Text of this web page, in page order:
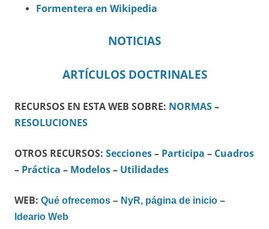
Formentera en Wikipedia
NOTICIAS
ARTÍCULOS DOCTRINALES
RECURSOS EN ESTA WEB SOBRE: NORMAS–
RESOLUCIONES
OTROS RECURSOS: Secciones– Participa – Cuadros
– Práctica – Modelos– Utilidades
WEB: Qué ofrecemos – NyR, página de inicio –
Ideario Web